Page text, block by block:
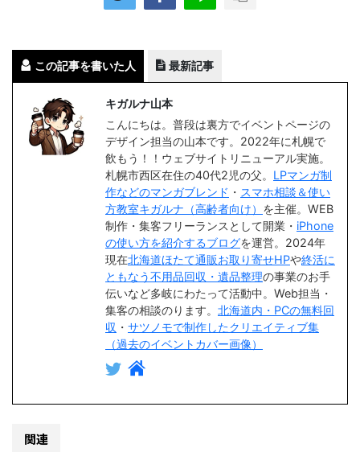
この記事を書いた人 最新記事
キガルナ山本
こんにちは。普段は裏方でイベントページの
デザイン担当の山本です。2022年に札幌で
飲もう！！ウェブサイトリニューアル実施。
札幌市西区在住の40代2児の父。 LPマンガ制
作などのマンガブレンド ・ スマホ相談＆使い
方教室キガルナ（高齢者向け） を主催。WEB
制作・集客フリーランスとして開業・ iPhone
の使い方を紹介するブログを運営。2024年
現在北海道ほたて通販お取り寄せHPや終活に
ともなう不用品回収・遺品整理の事業のお手
伝いなど多岐にわたって活動中。Web担当・
集客の相談のります。 北海道内・PCの無料回
収 ・ サツノモで制作したクリエイティブ集
（過去のイベントカバー画像）
関連